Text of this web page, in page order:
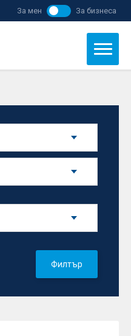
За мен За бизнеса
Филтър